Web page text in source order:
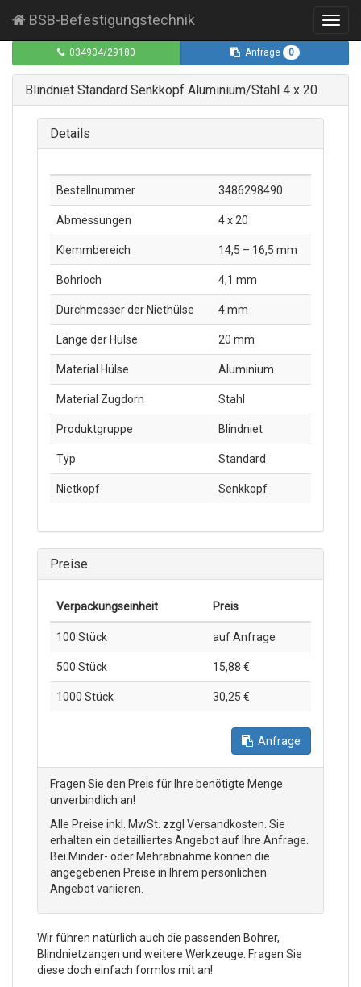
BSB-Befestigungstechnik
Blindniet Standard Senkkopf Aluminium/Stahl 4 x 20
Details
Bestellnummer 3486298490
Abmessungen 4 x 20
Klemmbereich 14,5 – 16,5 mm
Bohrloch 4,1 mm
Durchmesser der Niethülse 4 mm
Länge der Hülse 20 mm
Material Hülse Aluminium
Material Zugdorn Stahl
Produktgruppe Blindniet
Typ Standard
Nietkopf Senkkopf
Preise
Verpackungs­einheit Preis
100 Stück auf Anfrage
500 Stück 15,88 €
1000 Stück 30,25 €
Anfrage
Fragen Sie den Preis für Ihre benötigte Menge
unverbindlich an!
Alle Preise inkl. MwSt. zzgl Versandkosten. Sie
erhalten ein detailliertes Angebot auf Ihre Anfrage.
Bei Minder- oder Mehrabnahme können die
angegebenen Preise in Ihrem persönlichen
Angebot variieren.
Wir führen natürlich auch die passenden Bohrer,
Blindnietzangen und weitere Werkzeuge. Fragen Sie
diese doch einfach formlos mit an!
034904/29180 Anfrage 0